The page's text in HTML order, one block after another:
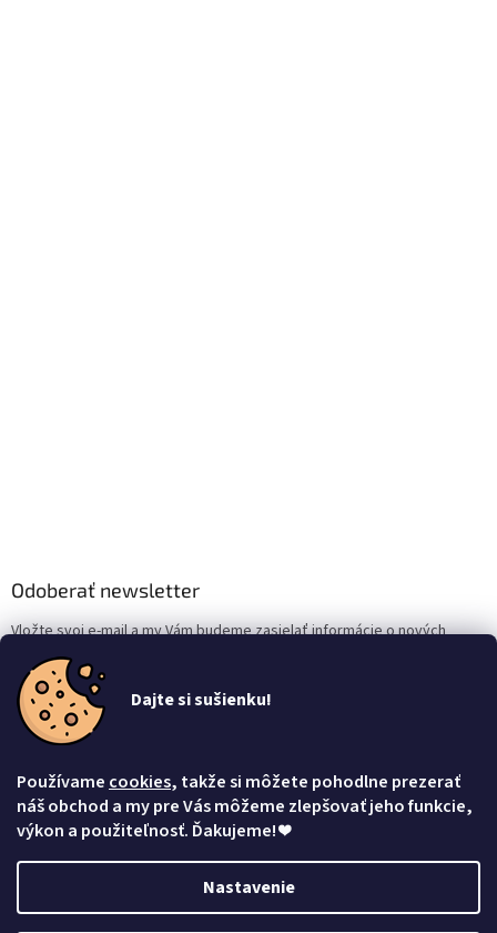
Dajte si sušienku!
Používame cookies, takže si môžete pohodlne prezerať
náš obchod a my pre Vás môžeme zlepšovať jeho funkcie,
výkon a použiteľnosť. Ďakujeme!❤
Nastavenie
Odoberať newsletter
Vložte svoj e-mail a my Vám budeme zasielať informácie o nových
produktoch na našom e-shope.
Email
Vložením e-mailu súhlasíte s
Prihlásiť sa
Vytvoril Shoptet